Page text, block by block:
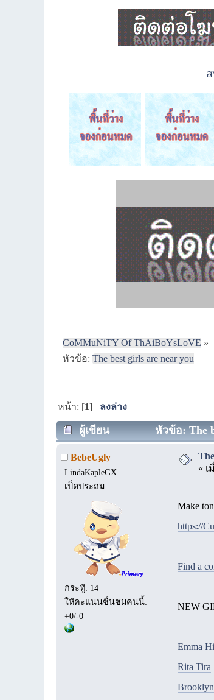
CoMMuNiTY Of ThAiBoYsLoVE »
หัวข้อ:The best girls are near you
หน้า: [1] ลงล่าง
ผู้เขียน หัวข้อ: The
BebeUgly
LindaKapleGX
เป็ดประถม
กระทู้: 14
ให้คะแนนชื่นชมคนนี้:
+0/-0
« เ
Make
https://
Find a
NEW
Emma
Rita Tira